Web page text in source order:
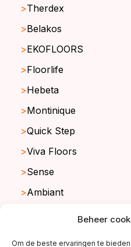
Beheer
Om de beste ervaringen te
Therdex
Belakos
EKOFLOORS
Floorlife
Hebeta
Montinique
Quick Step
Viva Floors
Sense
Ambiant
copyright ©2026